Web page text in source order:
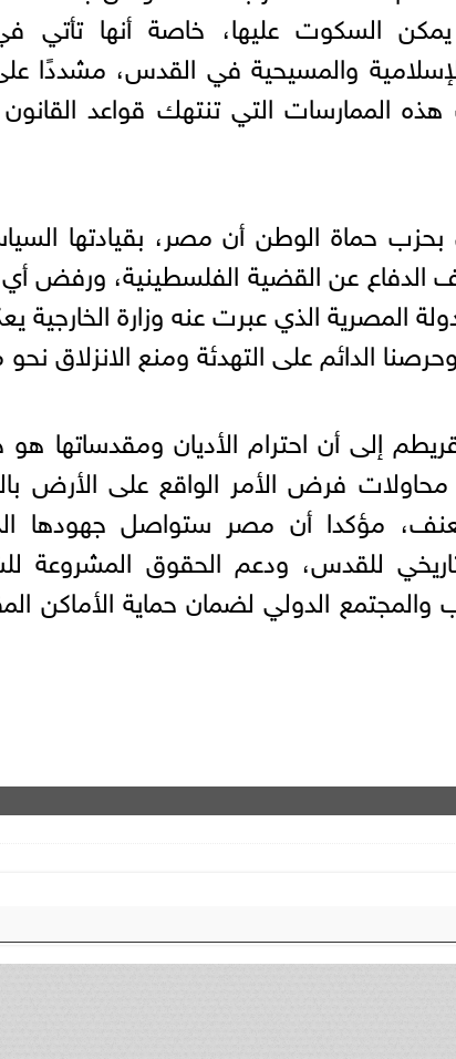
السكوت عليها، خاصة أنها تأتي
والمسيحية في القدس، مشددًا
الممارسات التي تنتهك قواعد
بحزب حماة الوطن أن مصر، بقيادتها
عن القضية الفلسطينية، ورفض أي
المصرية الذي عبرت عنه وزارة الخارجية
الدائم على التهدئة ومنع الانزلاق
قريطم إلى أن احترام الأديان
محاولات فرض الأمر الواقع على الأرض
مؤكدا أن مصر ستواصل جهودها
للقدس، ودعم الحقوق
والمجتمع الدولي لضمان حماية الأماكن